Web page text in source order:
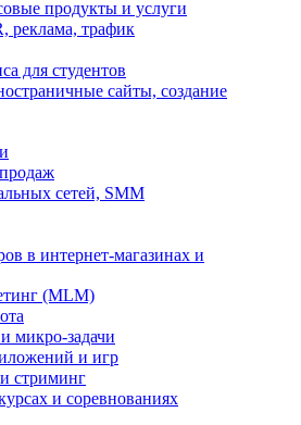
продукты и услуги
реклама, трафик
для студентов
сайты, создание
сетей, SMM
в интернет-магазинах и
(MLM)
микро-задачи
и игр
стриминг
и соревнованиях